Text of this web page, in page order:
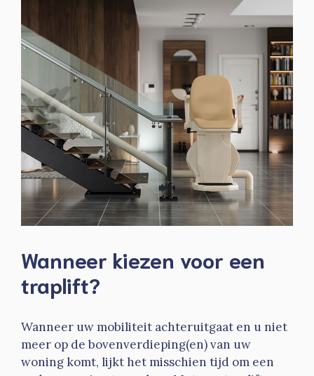
Wanneer kiezen voor een
traplift?
Wanneer uw mobiliteit achteruitgaat en u niet
meer op de bovenverdieping(en) van uw
woning komt, lijkt het misschien tijd om een